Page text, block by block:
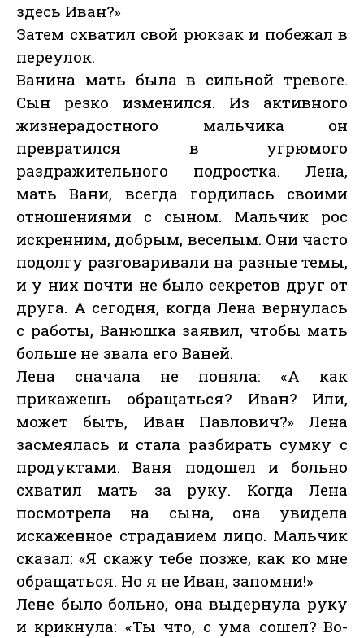
здесь Иван?»
Затем схватил свой рюкзак и побежал в
переулок.
Ванина мать была в сильной тревоге.
Сын резко изменился. Из активного
жизнерадостного мальчика он
превратился в угрюмого
раздражительного подростка. Лена,
мать Вани, всегда гордилась своими
отношениями с сыном. Мальчик рос
искренним, добрым, веселым. Они часто
подолгу разговаривали на разные темы,
и у них почти не было секретов друг от
друга. А сегодня, когда Лена вернулась
с работы, Ванюшка заявил, чтобы мать
больше не звала его Ваней.
Лена сначала не поняла: «А как
прикажешь обращаться? Иван? Или,
может быть, Иван Павлович?» Лена
засмеялась и стала разбирать сумку с
продуктами. Ваня подошел и больно
схватил мать за руку. Когда Лена
посмотрела на сына, она увидела
искаженное страданием лицо. Мальчик
сказал: «Я скажу тебе позже, как ко мне
обращаться. Но я не Иван, запомни!»
Лене было больно, она выдернула руку
и крикнула: «Ты что, с ума сошел? Во-